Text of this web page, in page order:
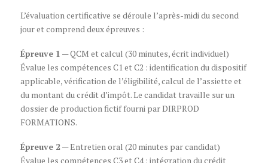
L’évaluation certificative se déroule l’après-midi du second
jour et comprend deux épreuves :
Épreuve 1 — QCM et calcul (30 minutes, écrit individuel)
Évalue les compétences C1 et C2 : identification du dispositif
applicable, vérification de l’éligibilité, calcul de l’assiette et
du montant du crédit d’impôt. Le candidat travaille sur un
dossier de production fictif fourni par DIRPROD
FORMATIONS.
Épreuve 2— Entretien oral (20 minutes par candidat)
Évalue les compétences C3 et C4 : intégration du crédit